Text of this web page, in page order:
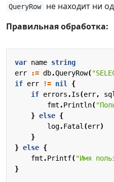
QueryRow
не находит ни
Правильная обработка:
var name string
err
:= db.QueryRow(
if err != nil
{
if errors .Is(err, sql
fmt .Println(
} else {
log.Fatal (err)
}
} else {
fmt .Printf("Имя
}